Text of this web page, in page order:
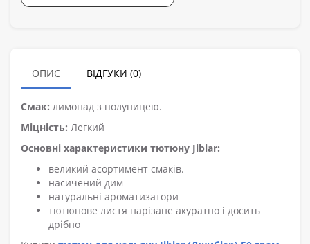
ОПИС ВІДГУКИ (0)
Смак: лимонад з полуницею.
Міцність: Легкий
Основні характеристики тютюну Jibiar:
великий асортимент смаків.
насичений дим
натуральні ароматизатори
тютюнове листя нарізане акуратно і досить
дрібно